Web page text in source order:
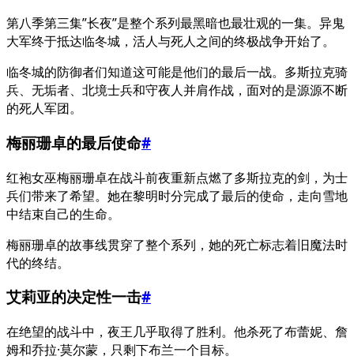
第八季第三集”长夜”是整个系列最黑暗也最壮观的一集。异鬼
大军终于抵达临冬城，活人与死人之间的终极战争开始了。
临冬城的防御者们知道这可能是他们的最后一战。多斯拉克骑
兵、无垢者、北境士兵和守夜人并肩作战，面对的是源源不断
的死人军团。
梅丽珊卓的最后使命#
红袍女巫梅丽珊卓在战斗前夜重新点燃了多斯拉克的剑，为士
兵们带来了希望。她在黎明时分完成了最后的使命，走向雪地
中结束自己的生命。
梅丽珊卓的故事线贯穿了整个系列，她的死亡标志着旧魔法时
代的终结。
艾莉亚的决定性一击#
在绝望的战斗中，夜王几乎取得了胜利。他杀死了布蕾妮、詹
姆和乔拉·莫尔蒙，只剩下布兰一个目标。